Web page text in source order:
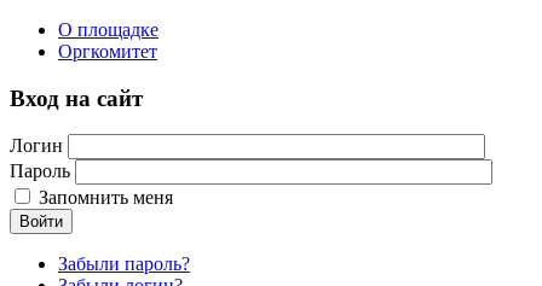
О площадке
Оргкомитет
Вход на сайт
Логин
Пароль
Запомнить меня
Войти
Забыли пароль?